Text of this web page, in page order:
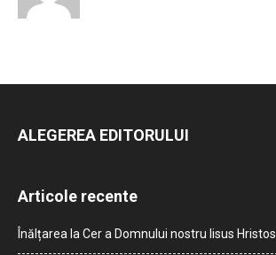
ALEGEREA EDITORULUI
Articole recente
Înălțarea la Cer a Domnului nostru Iisus Hristos